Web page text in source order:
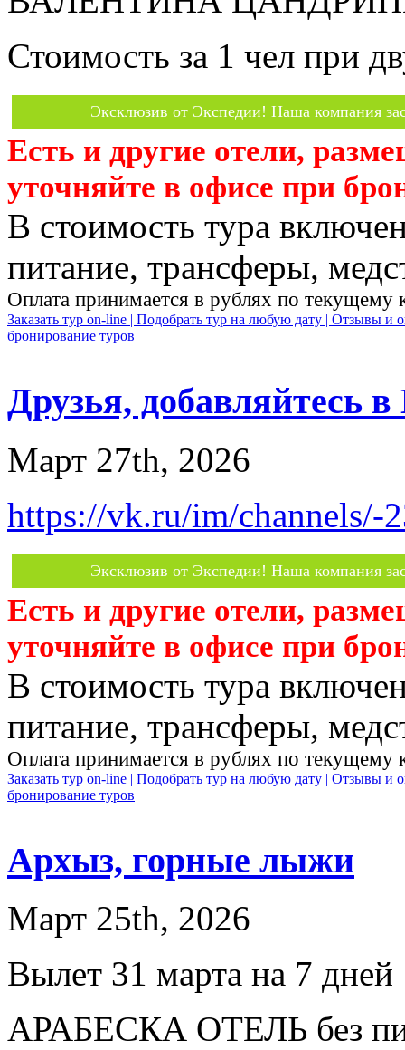
Стоимость за 1 чел при
Эксклюзив от Экспедии! Наша компания
Есть и другие отели,
уточняйте в офисе при
В стоимость тура
питание, трансферы,
Оплата принимается в рублях по текущему
Заказать тур on-line | Подобрать тур на любую дату | Отзывы и
бронирование туров
Друзья, добавляйтесь
Март 27th, 2026
https://vk.ru/im/channels/-
Эксклюзив от Экспедии! Наша компания
Есть и другие отели,
уточняйте в офисе при
В стоимость тура
питание, трансферы,
Оплата принимается в рублях по текущему
Заказать тур on-line | Подобрать тур на любую дату | Отзывы и
бронирование туров
Архыз, горные лыжи
Март 25th, 2026
Вылет 31 марта на 7 дней
АРАБЕСКА ОТЕЛЬ без